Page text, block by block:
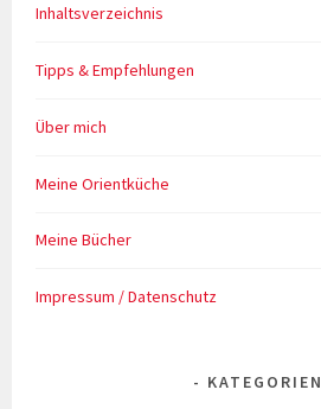
Inhaltsverzeichnis
Tipps & Empfehlungen
Über mich
Meine Orientküche
Meine Bücher
Impressum / Datenschutz
KATEGORIEN